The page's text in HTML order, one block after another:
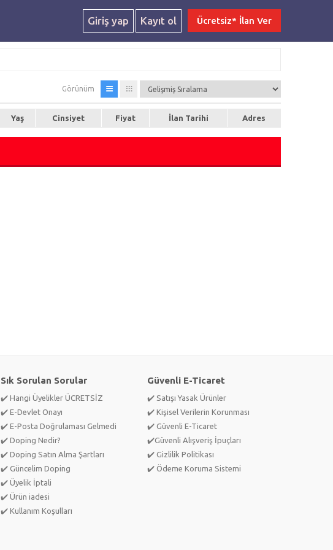
Giriş yap Kayıt ol Ücretsiz* İlan Ver
Görünüm
Yaş Cinsiyet Fiyat İlan Tarihi Adres
Sık Sorulan Sorular
✔️ Hangi Üyelikler ÜCRETSİZ
✔️ E-Devlet Onayı
✔️ E-Posta Doğrulaması Gelmedi
✔️ Doping Nedir?
✔️ Doping Satın Alma Şartları
✔️ Güncelim Doping
✔️ Üyelik İptali
✔️ Ürün iadesi
✔️ Kullanım Koşulları
Güvenli E-Ticaret
✔️ Satışı Yasak Ürünler
✔️ Kişisel Verilerin Korunması
✔️ Güvenli E-Ticaret
✔️Güvenli Alışveriş İpuçları
✔️ Gizlilik Politikası
✔️ Ödeme Koruma Sistemi